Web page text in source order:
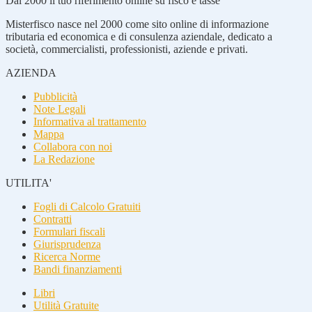
Misterfisco nasce nel 2000 come sito online di informazione
tributaria ed economica e di consulenza aziendale, dedicato a
società, commercialisti, professionisti, aziende e privati.
AZIENDA
Pubblicità
Note Legali
Informativa al trattamento
Mappa
Collabora con noi
La Redazione
UTILITA'
Fogli di Calcolo Gratuiti
Contratti
Formulari fiscali
Giurisprudenza
Ricerca Norme
Bandi finanziamenti
Libri
Utilità Gratuite